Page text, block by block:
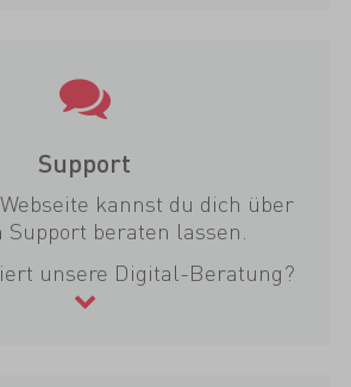
Support
kannst du dich über
Support beraten lassen.
unsere Digital-Beratung?